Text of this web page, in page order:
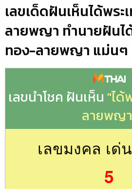
เลขเด็ดฝันเห็นได้พร
ลายพญา ทำนายฝันไ
ทอง-ลายพญา แม่นๆ
เลขนำโชค ฝันเห็น "ได้
ลายพญ
เลขมงคล เด่
5